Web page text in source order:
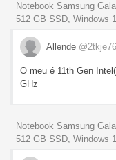
Notebook Samsung
512 GB SSD, Windows
Allende
O meu é 11th Gen
GHz
Notebook Samsung
512 GB SSD, Windows